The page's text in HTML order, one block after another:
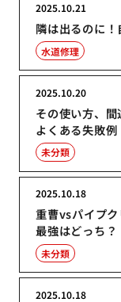
隣は出るのに
2025.10.21
水道修理
その使い方、
よくある失敗例
2025.10.20
未分類
重曹vsパイプ
最強はどっち？
2025.10.18
未分類
2025.10.18